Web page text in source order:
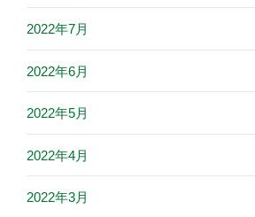
2022年7月
2022年6月
2022年5月
2022年4月
2022年3月